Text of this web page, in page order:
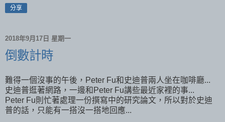
分享
2018年9月17日 星期一
倒數計時
難得一個沒事的午後，Peter Fu和史迪普兩人坐在咖啡廳...
史迪普逛著網路，一邊和Peter Fu講些最近家裡的事...
Peter Fu則忙著處理一份撰寫中的研究論文，所以對於史迪
普的話，只能有一搭沒一搭地回應...